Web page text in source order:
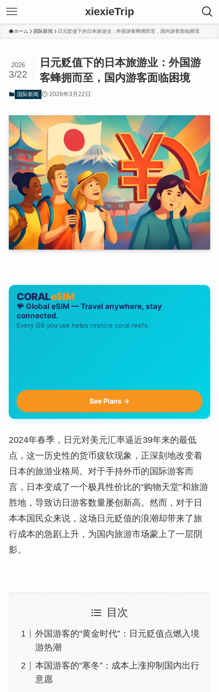
xiexieTrip
ホーム 国际新闻 日元贬值下的日本旅游业：外国游客蜂拥而至，国内游客面临困境
日元贬值下的日本旅游业：外国游
客蜂拥而至，国内游客面临困境
2026
3/22
国际新闻 2026年3月22日
CORALeSIM
🪸 Global eSIM — Travel anywhere, stay
connected.
Every GB you use helps restore coral reefs.
See Plans →
2024年春季，日元对美元汇率逼近39年来的最低
点，这一历史性的货币疲软现象，正深刻地改变着
日本的旅游业格局。对于手持外币的国际游客而
言，日本变成了一个极具性价比的“购物天堂”和旅游
胜地，导致访日游客数量屡创新高。然而，对于日
本本国民众来说，这场日元贬值的浪潮却带来了旅
行成本的急剧上升，为国内旅游市场蒙上了一层阴
影。
目次
外国游客的“黄金时代”：日元贬值点燃入境
游热潮
本国游客的“寒冬”：成本上涨抑制国内出行
意愿